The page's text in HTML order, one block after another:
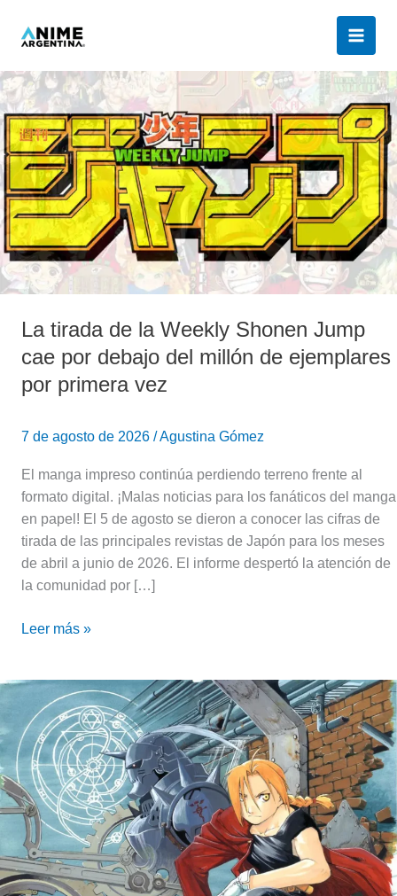
La tirada de la Weekly Shonen Jump
cae por debajo del millón de ejemplares
por primera vez
7 de agosto de 2026 /Agustina Gómez
El manga impreso continúa perdiendo terreno frente al
formato digital. ¡Malas noticias para los fanáticos del manga
en papel! El 5 de agosto se dieron a conocer las cifras de
tirada de las principales revistas de Japón para los meses
de abril a junio de 2026. El informe despertó la atención de
la comunidad por […]
La
tirada
de
la
Weekly
Shonen
Jump
cae
por
debajo
millón
ejemplares
por
vez
Leer más »
12
de
julio:
una
fecha
especial
para
Fullmetal
Alchemist